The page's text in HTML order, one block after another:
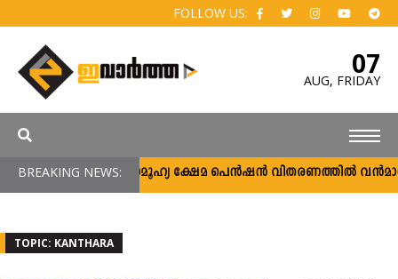
FOLLOW US:
07
AUG, FRIDAY
BREAKING NEWS:സാമൂഹ്യ ക്ഷേമ പെൻഷൻ വിതരണത്തിൽ വൻമാറ്റം;
TOPIC: KANTHARA